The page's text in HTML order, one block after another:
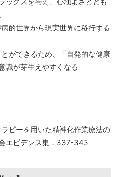
的世界から現実世界に移行する
ができるため、「自発的な健康
識が芽生えやすくなる
ピーを用いた精神化作業療法の
エビデンス集．337-343